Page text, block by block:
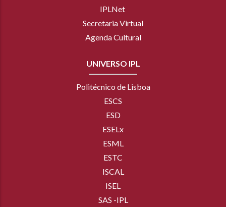
IPLNet
Secretaria Virtual
Agenda Cultural
UNIVERSO IPL
Politécnico de Lisboa
ESCS
ESD
ESELx
ESML
ESTC
ISCAL
ISEL
SAS -IPL